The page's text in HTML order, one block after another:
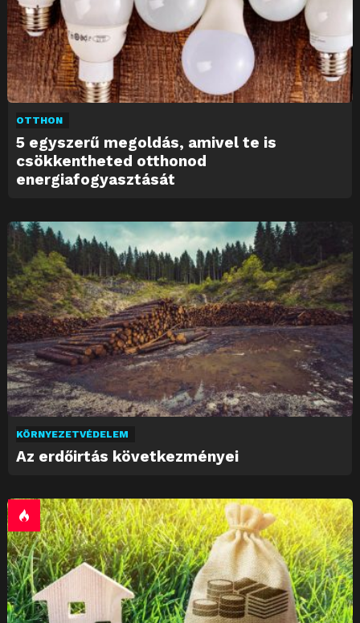
OTTHON
5 egyszerű megoldás, amivel te is
csökkentheted otthonod
energiafogyasztását
KÖRNYEZETVÉDELEM
Az erdőirtás következményei